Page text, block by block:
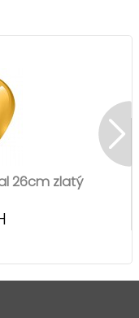
26cm zlatý